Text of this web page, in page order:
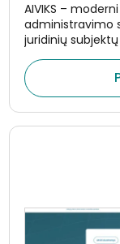
AIVIKS –
administravimo
juridinių
patogų